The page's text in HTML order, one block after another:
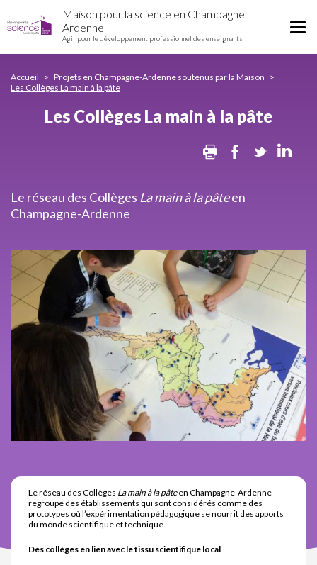
Collèges
La
pâte
au
contenu
Maison pour la science en Champagne
Ardenne
Agir pour le développement professionnel des enseignants
Accueil
Projets en Champagne-Ardenne soutenus par la Maison
Les Collèges La main à la pâte
Les Collèges La main à la pâte
Print Facebook
Twitter
Le réseau des Collèges La main à la pâteen
Champagne-Ardenne
Le réseau des Collèges La main à la pâteen Champagne-Ardenne
regroupe des établissements qui sont considérés comme des
prototypes où l’expérimentation pédagogique se nourrit des apports
du monde scientifique et technique.
Des collèges en lien avec le tissu scientifique local